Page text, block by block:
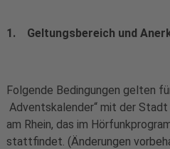
1. Geltungsbereich und
Folgende Bedingungen gelten
Adventskalender“ mit der
am Rhein, das im
stattfindet. (Änderungen